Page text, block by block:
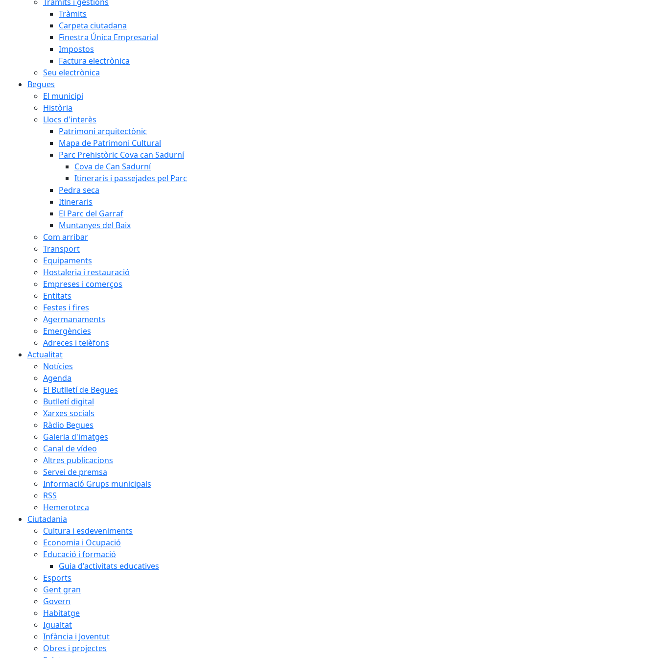
Tràmits
Carpeta ciutadana
Finestra Única Empresarial
Impostos
Factura electrònica
Seu electrònica
Begues
El municipi
Història
Llocs d'interès
Patrimoni arquitectònic
Mapa de Patrimoni Cultural
Parc Prehistòric Cova can Sadurní
Cova de Can Sadurní
Itineraris i passejades pel Parc
Pedra seca
Itineraris
El Parc del Garraf
Muntanyes del Baix
Com arribar
Transport
Equipaments
Hostaleria i restauració
Empreses i comerços
Entitats
Festes i fires
Agermanaments
Emergències
Adreces i telèfons
Actualitat
Notícies
Agenda
El Butlletí de Begues
Butlletí digital
Xarxes socials
Ràdio Begues
Galeria d'imatges
Canal de vídeo
Altres publicacions
Servei de premsa
Informació Grups municipals
RSS
Hemeroteca
Ciutadania
Cultura i esdeveniments
Economia i Ocupació
Educació i formació
Guia d'activitats educatives
Esports
Gent gran
Govern
Habitatge
Igualtat
Infància i Joventut
Obres i projectes